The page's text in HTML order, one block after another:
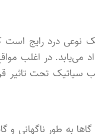
نوعی درد رایج است
در اغلب
تحت تاثیر
به طور ناگهانی و